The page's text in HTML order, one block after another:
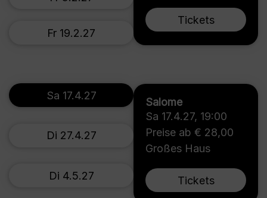
Tickets
Fr 19.2.27
Salome
Sa 17.4.27, 19:00
Preise ab € 28,00
Großes Haus
Tickets
Sa 17.4.27
Di 27.4.27
Di 4.5.27